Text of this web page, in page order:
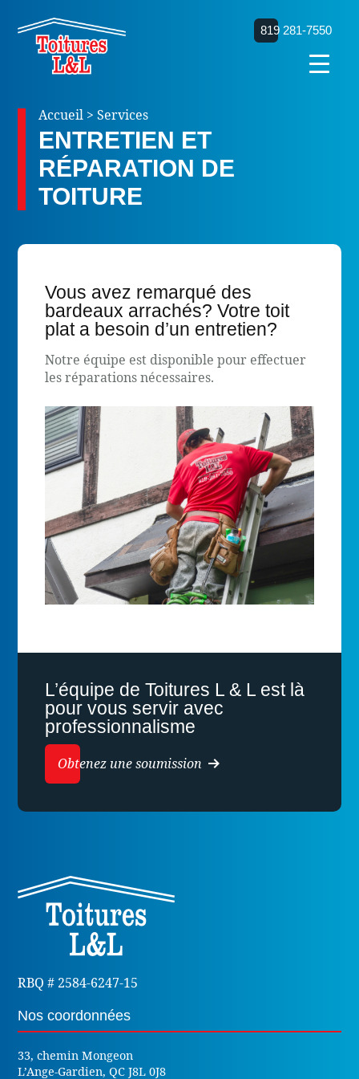
819 281-7550
Accueil >Services
ENTRETIEN ET
RÉPARATION DE
TOITURE
Vous avez remarqué des
bardeaux arrachés? Votre toit
plat a besoin d’un entretien?
Notre équipe est disponible pour effectuer
les réparations nécessaires.
L’équipe de Toitures L & L est là
pour vous servir avec
professionnalisme
Obtenez une soumission
RBQ # 2584-6247-15
Nos coordonnées
33, chemin Mongeon
L’Ange-Gardien, QC J8L 0J8